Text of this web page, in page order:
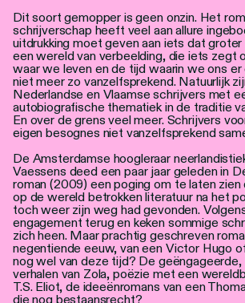
Dit soort gemopper is geen onzin. Het
schrijverschap heeft veel aan allure
uitdrukking moet geven aan iets dat groter
een wereld van verbeelding, die iets zegt
waar we leven en de tijd waarin we ons er
niet meer zo vanzelfsprekend. Natuurlijk
Nederlandse en Vlaamse schrijvers met
autobiografische thematiek in de traditie
En over de grens veel meer. Schrijvers
eigen besognes niet vanzelfsprekend
De Amsterdamse hoogleraar
Vaessens deed een paar jaar geleden in
roman (2009) een poging om te laten
op de wereld betrokken literatuur na het
toch weer zijn weg had gevonden.
engagement terug en keken sommige
zich heen. Maar prachtig geschreven
negentiende eeuw, van een Victor Hugo
nog wel van deze tijd? De
verhalen van Zola, poëzie met een
T.S. Eliot, de ideeënromans van een
die nog bestaansrecht?